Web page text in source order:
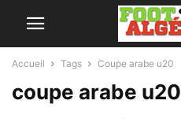
Accueil Tags Coupe arabe u20
coupe arabe u20